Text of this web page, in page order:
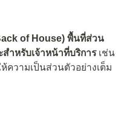
of House) พื้นที่ส่วน
ำหรับเจ้าหน้าที่บริการเช่น
ความเป็นส่วนตัวอย่างเต็ม